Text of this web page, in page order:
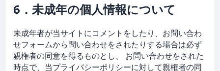
6．未成年の個人情報について
未成年者が当サイトにコメントをしたり、お問い合わ
せフォームから問い合わせをされたりする場合は必ず
親権者の同意を得るものとし、 お問い合わせをされた
時点で、当プライバシーポリシーに対して親権者の同